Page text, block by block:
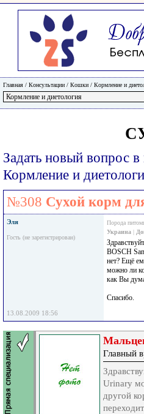
Главная / Консультации / Кошки / Кормление и
Задать новый вопрос
Кормление и
№308 Сухой корм
Эля
Гость (не зарегистрирован)
Порода
Украина |
BOSCH
нет? Ещё
можно ли
как Вы
Спасибо.
13.08.2009 18:56
Главный
Urinary
другой